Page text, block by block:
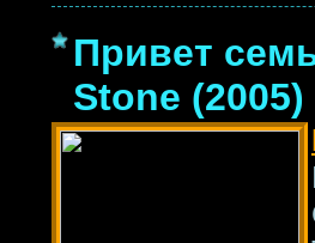
Привет
Stone (2005)